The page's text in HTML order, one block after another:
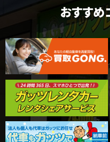
おすすめ